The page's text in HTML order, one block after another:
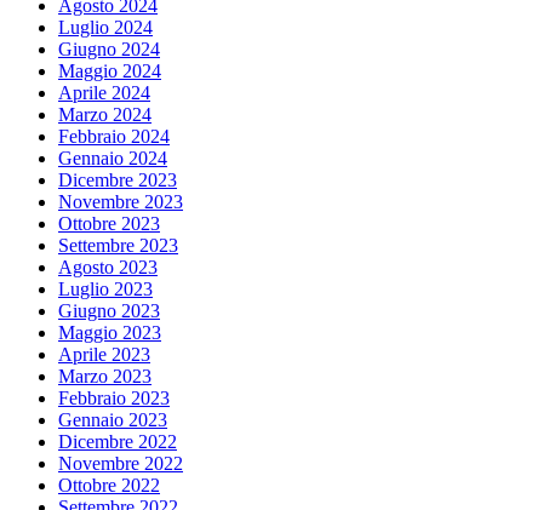
Agosto 2024
Luglio 2024
Giugno 2024
Maggio 2024
Aprile 2024
Marzo 2024
Febbraio 2024
Gennaio 2024
Dicembre 2023
Novembre 2023
Ottobre 2023
Settembre 2023
Agosto 2023
Luglio 2023
Giugno 2023
Maggio 2023
Aprile 2023
Marzo 2023
Febbraio 2023
Gennaio 2023
Dicembre 2022
Novembre 2022
Ottobre 2022